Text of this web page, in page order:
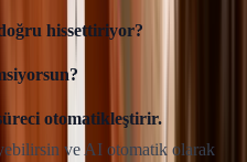
hissettiriyor?
otomatikleştirir.
ve AI otomatik olarak